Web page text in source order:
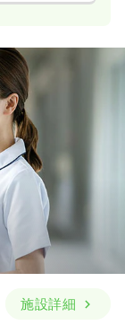
施設詳細